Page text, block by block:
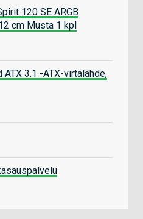
120 SE ARGB
cm Musta 1 kpl
3.1 -ATX-virtalähde,